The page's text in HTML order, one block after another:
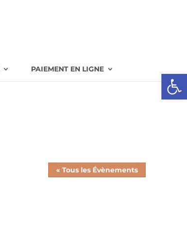
Ouvrir
PAIEMENT EN LIGNE
« Tous les Évènements